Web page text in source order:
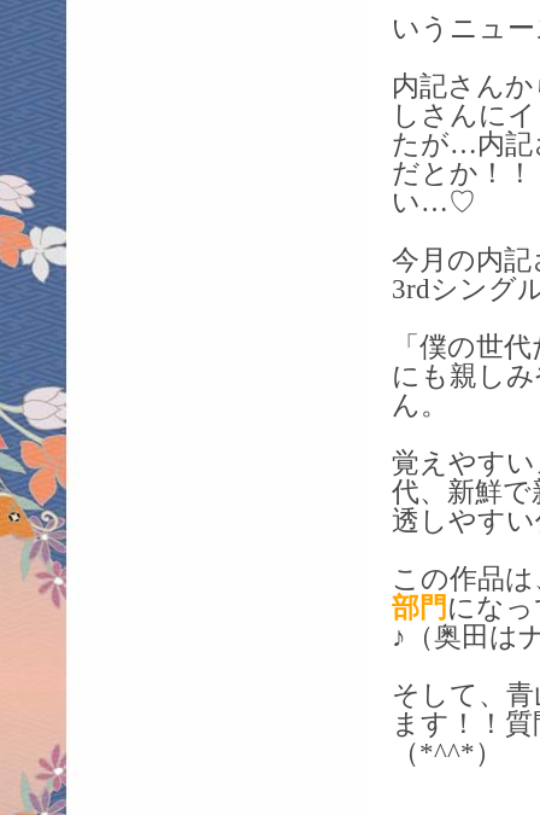
いうニュ
内記さん
しさんに
たが…内記
だとか！
い…♡
今月の内
3rdシング
「僕の世
にも親し
ん。
覚えやす
代、新鮮
透しやす
この作品は
部門にな
♪（奥田は
そして、
ます！！
（*^^*）